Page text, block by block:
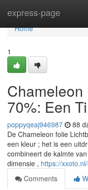
express-page
Home
Home
1
70%: Een
poppyqeaj946987 88
De Chameleon folie
een kleur ; het is een
combineert de kalmte
dimensie , https://
Comments